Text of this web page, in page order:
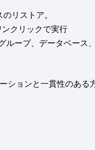
リストア。
クリックで実行
ループ、データベース
ションと一貫性のある